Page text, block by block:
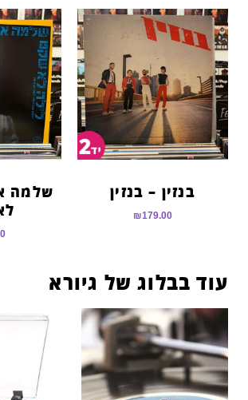
בנזין – בנזין
₪179.00
שלמה
עוד בבלוג של גיורא